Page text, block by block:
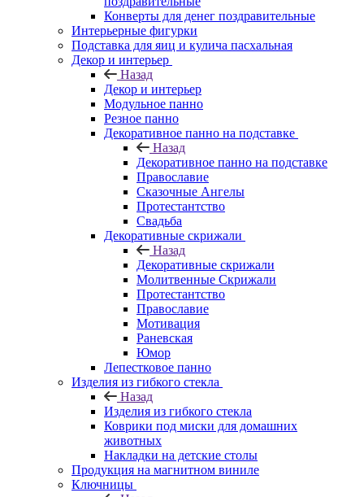
Конверты для денег поздравительные
Интерьерные фигурки
Подставка для яиц и кулича пасхальная
Декор и интерьер
Назад
Декор и интерьер
Модульное панно
Резное панно
Декоративное панно на подставке
Назад
Декоративное панно на подставке
Православие
Сказочные Ангелы
Протестантство
Свадьба
Декоративные скрижали
Назад
Декоративные скрижали
Молитвенные Скрижали
Протестантство
Православие
Мотивация
Раневская
Юмор
Лепестковое панно
Изделия из гибкого стекла
Назад
Изделия из гибкого стекла
Коврики под миски для домашних
животных
Накладки на детские столы
Продукция на магнитном виниле
Ключницы